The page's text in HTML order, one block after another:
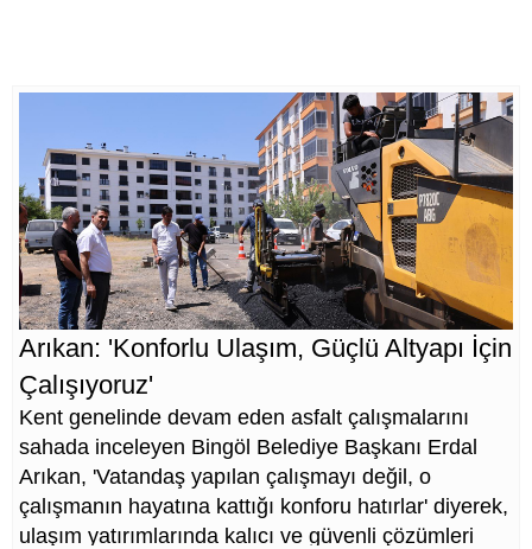
Arıkan: 'Konforlu Ulaşım, Güçlü Altyapı İçin
Çalışıyoruz'
Kent genelinde devam eden asfalt çalışmalarını
sahada inceleyen Bingöl Belediye Başkanı Erdal
Arıkan, 'Vatandaş yapılan çalışmayı değil, o
çalışmanın hayatına kattığı konforu hatırlar' diyerek,
ulaşım yatırımlarında kalıcı ve güvenli çözümleri